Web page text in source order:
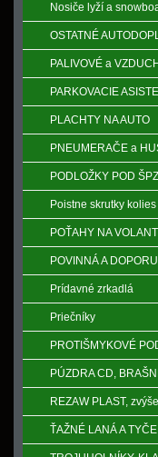
Nosiče lyží a
OSTATNÉ
PALIVOVÉ a
PARKOVACIE
PLACHTY NA AUTO
PNEUMERAČE a
PODLOŽKY POD
Poistne skrutky kolies
POŤAHY NA
POVINNÁ A
Prídavné zrkadlá
Priečníky
PROTIŠMYKOVÉ
PÚZDRA CD,
REZAW PLAST,
ŤAŽNÉ LANÁ A TYČE